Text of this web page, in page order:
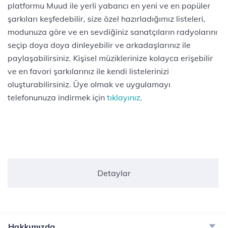
platformu Muud ile yerli yabancı en yeni ve en popüler
şarkıları keşfedebilir, size özel hazırladığımız listeleri,
modunuza göre ve en sevdiğiniz sanatçıların radyolarını
seçip doya doya dinleyebilir ve arkadaşlarınız ile
paylaşabilirsiniz. Kişisel müziklerinize kolayca erişebilir
ve en favori şarkılarınız ile kendi listelerinizi
oluşturabilirsiniz. Üye olmak ve uygulamayı
telefonunuza indirmek için tıklayınız.
Detaylar